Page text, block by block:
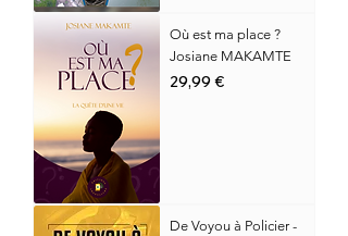
Où est ma place ?
Josiane MAKAMTE
Prix
29,99 €
De Voyou à Policier -